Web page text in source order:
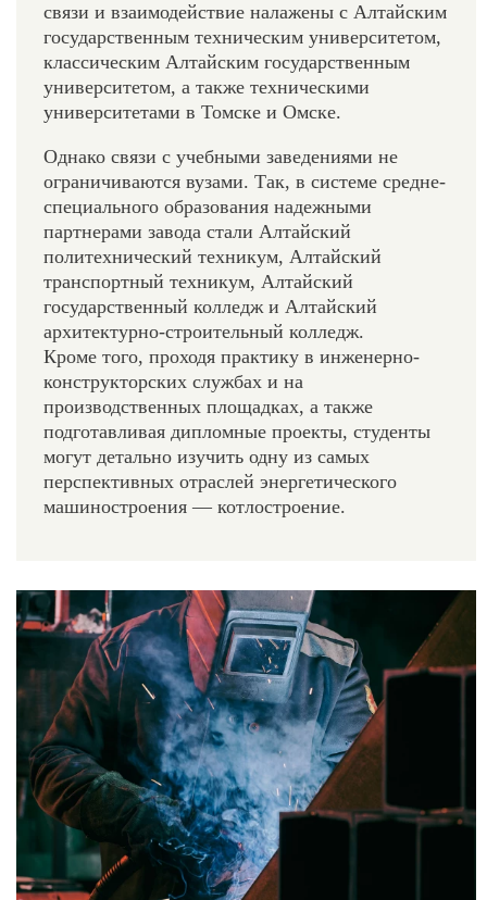
связи и взаимодействие налажены с Алтайским
государственным техническим университетом,
классическим Алтайским государственным
университетом, а также техническими
университетами в Томске и Омске.
Однако связи с учебными заведениями не
ограничиваются вузами. Так, в системе средне-
специального образования надежными
партнерами завода стали Алтайский
политехнический техникум, Алтайский
транспортный техникум, Алтайский
государственный колледж и Алтайский
архитектурно-строительный колледж.
Кроме того, проходя практику в инженерно-
конструкторских службах и на
производственных площадках, а также
подготавливая дипломные проекты, студенты
могут детально изучить одну из самых
перспективных отраслей энергетического
машиностроения — котлостроение.